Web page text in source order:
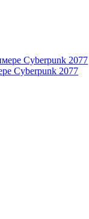
Cyberpunk 2077